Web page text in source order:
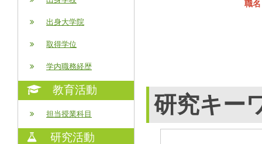
出身大学院
取得学位
学内職務経歴
教育活動
担当授業科目
研究活動
職名
研究キー